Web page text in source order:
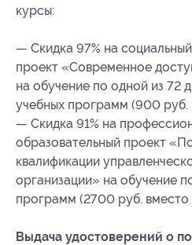
курсы:
— Скидка 97% на
проект «Современное
на обучение по одной из 72
учебных программ (900
— Скидка 91% на
образовательный проект
квалификации
организации» на обучение
программ (2700 руб.
Выдача удостоверений о